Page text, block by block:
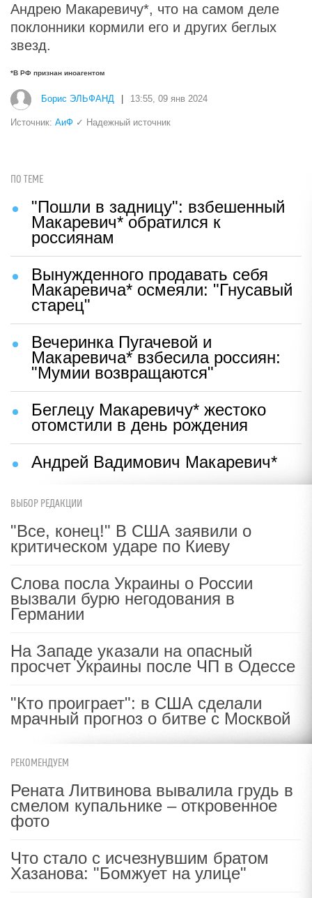
Андрею Макаревичу*, что на самом деле
поклонники кормили его и других беглых
звезд.
*В РФ признан иноагентом
Борис ЭЛЬФАНД 13:55, 09 янв 2024
Источник: АиФ ✓ Надежный источник
ПО ТЕМЕ
"Пошли в задницу": взбешенный
Макаревич* обратился к
россиянам
Вынужденного продавать себя
Макаревича* осмеяли: "Гнусавый
старец"
Вечеринка Пугачевой и
Макаревича* взбесила россиян:
"Мумии возвращаются"
Беглецу Макаревичу* жестоко
отомстили в день рождения
Андрей Вадимович Макаревич*
ВЫБОР РЕДАКЦИИ
"Все, конец!" В США заявили о
критическом ударе по Киеву
Слова посла Украины о России
вызвали бурю негодования в
Германии
На Западе указали на опасный
просчет Украины после ЧП в Одессе
"Кто проиграет": в США сделали
мрачный прогноз о битве с Москвой
РЕКОМЕНДУЕМ
Рената Литвинова вывалила грудь в
смелом купальнике – откровенное
фото
Что стало с исчезнувшим братом
Хазанова: "Бомжует на улице"